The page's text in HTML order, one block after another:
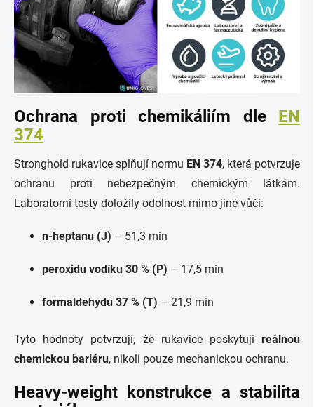
Ochrana proti chemikáliím dle EN
374
Stronghold rukavice splňují normu EN 374, která potvrzuje
ochranu proti nebezpečným chemickým látkám.
Laboratorní testy doložily odolnost mimo jiné vůči:
n-heptanu (J) – 51,3 min
peroxidu vodíku 30 % (P) – 17,5 min
formaldehydu 37 % (T) – 21,9 min
Tyto hodnoty potvrzují, že rukavice poskytují reálnou
chemickou bariéru, nikoli pouze mechanickou ochranu.
Heavy-weight konstrukce a stabilita